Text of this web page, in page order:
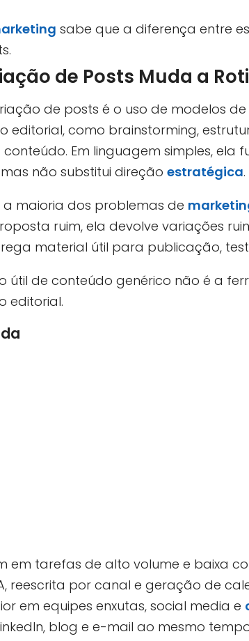
sabe que a diferença entre
de Posts Muda a
de posts é o uso de modelos
como brainstorming,
Em linguagem simples, ela
não substitui direção estratégica.
maioria dos problemas de
ruim, ela devolve variações
material útil para publicação,
útil de conteúdo genérico não é a
editorial.
em tarefas de alto volume e baixa
reescrita por canal e geração de
em equipes enxutas, social media e
blog e e-mail ao mesmo